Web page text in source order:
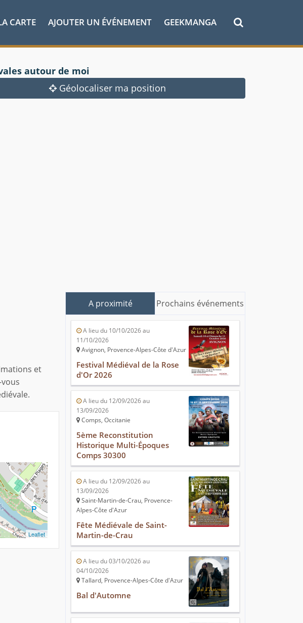
CARTE AJOUTER UN ÉVÉNEMENT GEEKMANGA
autour de moi
Géolocaliser ma position
et
Leaflet
A proximité Prochains événements
A lieu du 10/10/2026 au
11/10/2026
Avignon, Provence-Alpes-Côte d'Azur
Festival Médiéval de la Rose
d'Or 2026
A lieu du 12/09/2026 au
13/09/2026
Comps, Occitanie
5ème Reconstitution
Historique Multi-Époques
Comps 30300
A lieu du 12/09/2026 au
13/09/2026
Saint-Martin-de-Crau, Provence-
Alpes-Côte d'Azur
Fête Médiévale de Saint-
Martin-de-Crau
A lieu du 03/10/2026 au
04/10/2026
Tallard, Provence-Alpes-Côte d'Azur
Bal d'Automne